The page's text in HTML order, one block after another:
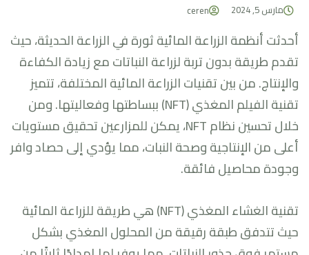
مارس 5, 2024 ceren
أحدثت أنظمة الزراعة المائية ثورة في الزراعة الحديثة، حيث
تقدم طريقة بدون تربة لزراعة النباتات مع زيادة الكفاءة
والإنتاج. من بين تقنيات الزراعة المائية المختلفة، تتميز
تقنية الفيلم المغذي (NFT) ببساطتها وفعاليتها. ومن
خلال تحسين نظام NFT، يمكن للمزارعين تحقيق مستويات
أعلى من الإنتاجية وصحة النبات، مما يؤدي إلى حصاد وافر
وجودة محاصيل فائقة.
تقنية الغشاء المغذي (NFT) هي طريقة للزراعة المائية
حيث تتدفق طبقة رقيقة من المحلول المغذي بشكل